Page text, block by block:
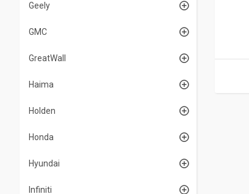
Geely
GMC
GreatWall
Haima
Holden
Honda
Hyundai
Infiniti